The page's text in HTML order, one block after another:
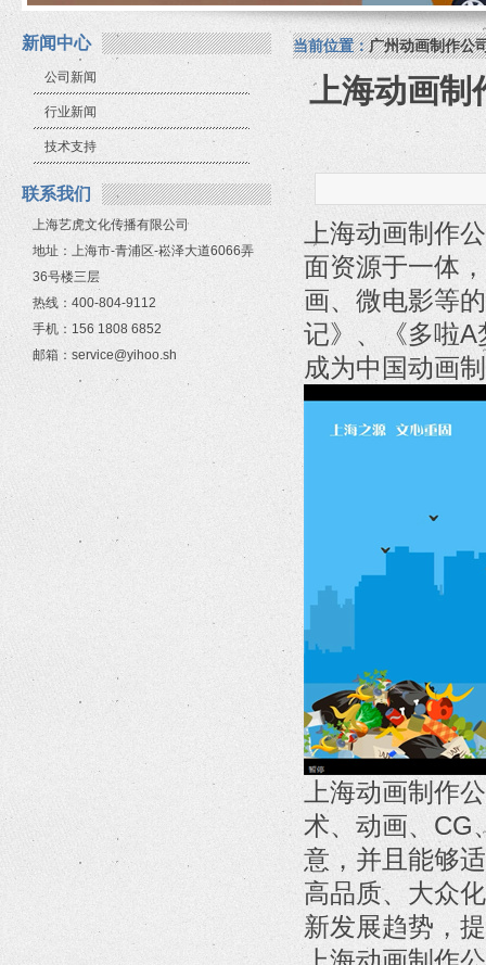
新闻中心
公司新闻
行业新闻
技术支持
联系我们
上海艺虎文化传播有限公司
地址：上海市-青浦区-崧泽大道6066弄
36号楼三层
热线：400-804-9112
手机：156 1808 6852
邮箱：service@yihoo.sh
当前位置：广州动画制作公
上海动画制
上海动画制作
面资源于一体
画、微电影等
记》、《多啦
成为中国动画
上海动画制作
术、动画、CG
意，并且能够
高品质、大众
新发展趋势，